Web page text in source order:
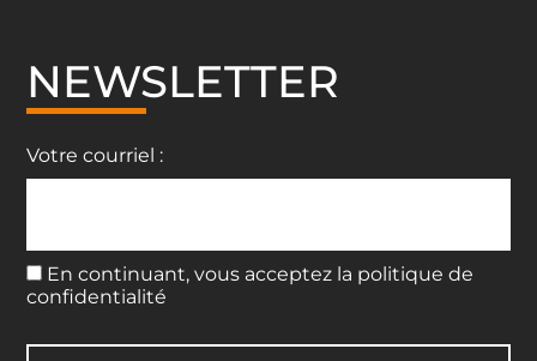
NEWSLETTER
Votre courriel :
En continuant, vous acceptez la politique de
confidentialité